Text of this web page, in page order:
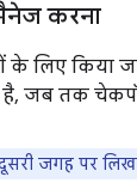
करना
के लिए किया
जब तक
जगह पर